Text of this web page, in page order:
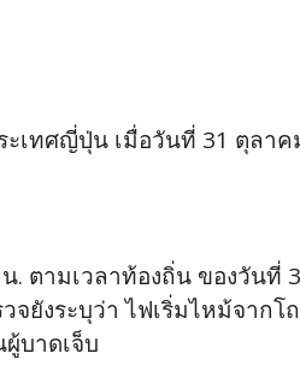
ะเทศญี่ปุ่น เมื่อวันที่ 31 ตุลาค
. ตามเวลาท้องถิ่น ของวัน
ยังระบุว่า ไฟเริ่มไหม้จา
บาดเจ็บ